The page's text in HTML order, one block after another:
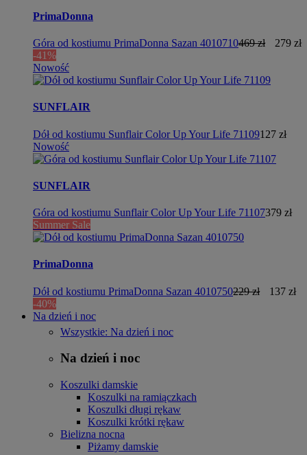
PrimaDonna
Góra od kostiumu PrimaDonna Sazan 4010710469 zł
279 zł
-41%
Nowość
SUNFLAIR
Dół od kostiumu Sunflair Color Up Your Life 71109127 zł
Nowość
SUNFLAIR
Góra od kostiumu Sunflair Color Up Your Life 71107379 zł
Summer Sale
PrimaDonna
Dół od kostiumu PrimaDonna Sazan 4010750229 zł
137 zł
-40%
Na dzień i noc
Wszystkie: Na dzień i noc
Na dzień i noc
Koszulki damskie
Koszulki na ramiączkach
Koszulki długi rękaw
Koszulki krótki rękaw
Bielizna nocna
Piżamy damskie